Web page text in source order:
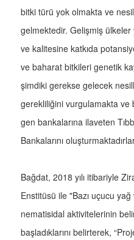
bitki türü yok olmakta ve
gelmektedir. Gelişmiş
ve kalitesine katkıda
ve baharat bitkileri genetik
şimdiki gerekse gelecek
gerekliliğini vurgulamakta ve
gen bankalarına ilaveten
Bankalarını
Bağdat, 2018 yılı itibariyle
Enstitüsü ile "Bazı uçucu
nematisidal aktivitelerinin
başladıklarını belirterek,